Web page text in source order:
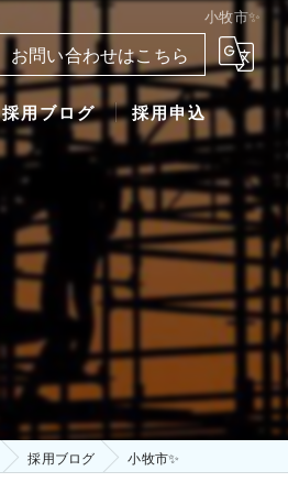
小牧市✨
お問い合わせはこちら
採用ブログ 採用申込
採用ブログ 小牧市✨